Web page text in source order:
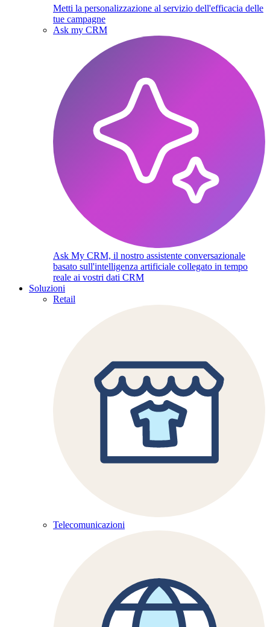
Metti la personalizzazione al servizio dell'efficacia delle
tue campagne
Ask my CRM
Ask My CRM, il nostro assistente conversazionale
basato sull'intelligenza artificiale collegato in tempo
reale ai vostri dati CRM
Soluzioni
Retail
Telecomunicazioni